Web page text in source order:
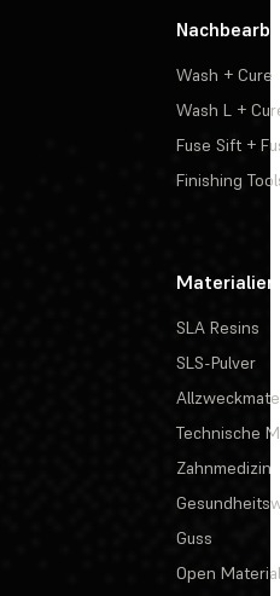
Wash + Cure
Wash L +
Fuse Sift +
Finishing
Materialien
SLA Resins
SLS-Pulver
Technische
Zahnmedizin
Guss
Open